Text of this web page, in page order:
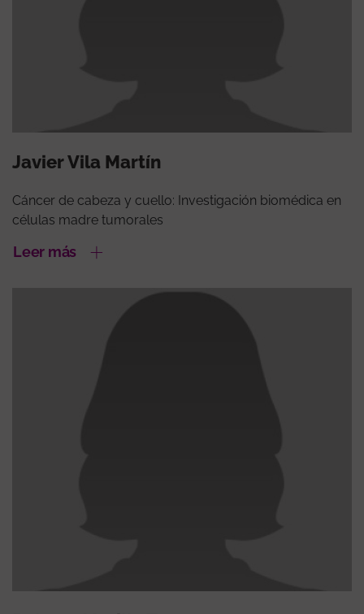
Javier Vila Martín
Cáncer de cabeza y cuello: Investigación biomédica en
células madre tumorales
Leer más